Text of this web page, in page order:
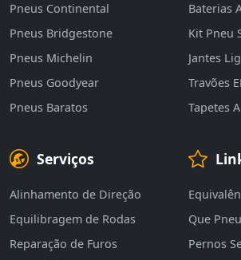
Pneus Continental
Pneus Bridgestone
Pneus Michelin
Pneus Goodyear
Pneus Baratos
Baterias
Kit Pneu
Jantes
Travões
Tapetes
Serviços
Alinhamento de Direção
Equilibragem de Rodas
Reparação de Furos
Que
Pernos